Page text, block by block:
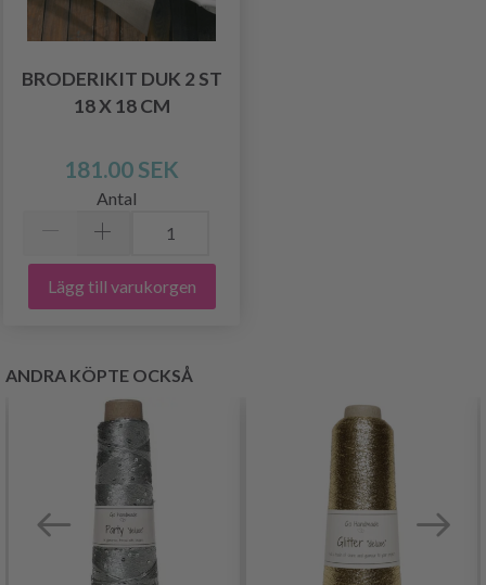
BRODERIKIT DUK 2 ST
18 X 18 CM
181.00 SEK
Antal
Lägg till varukorgen
ANDRA KÖPTE OCKSÅ